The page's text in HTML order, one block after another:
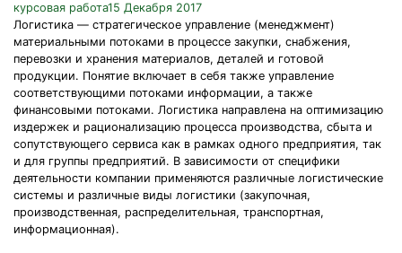
курсовая работа15 Декабря 2017
Логистика — стратегическое управление (менеджмент)
материальными потоками в процессе закупки, снабжения,
перевозки и хранения материалов, деталей и готовой
продукции. Понятие включает в себя также управление
соответствующими потоками информации, а также
финансовыми потоками. Логистика направлена на оптимизацию
издержек и рационализацию процесса производства, сбыта и
сопутствующего сервиса как в рамках одного предприятия, так
и для группы предприятий. В зависимости от специфики
деятельности компании применяются различные логистические
системы и различные виды логистики (закупочная,
производственная, распределительная, транспортная,
информационная).